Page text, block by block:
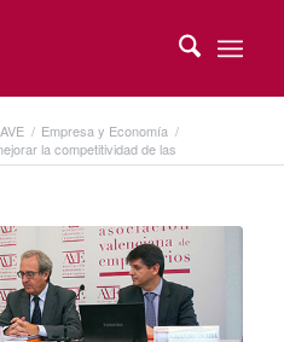
/ Empresa y Economía /
la competitividad de las